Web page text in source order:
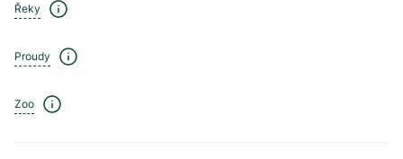
Řeky
Proudy
Zoo